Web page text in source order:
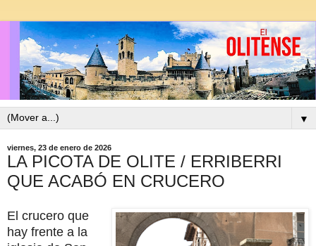
▼
viernes, 23 de enero de 2026
LA PICOTA DE OLITE / ERRIBERRI
QUE ACABÓ EN CRUCERO
El crucero que
hay frente a la